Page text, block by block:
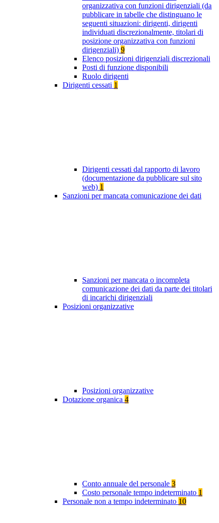
organizzativa con funzioni dirigenziali (da
pubblicare in tabelle che distinguano le
seguenti situazioni: dirigenti, dirigenti
individuati discrezionalmente, titolari di
posizione organizzativa con funzioni
dirigenziali) 9
Elenco posizioni dirigenziali discrezionali
Posti di funzione disponibili
Ruolo dirigenti
Dirigenti cessati 1
Dirigenti cessati dal rapporto di lavoro
(documentazione da pubblicare sul sito
web) 1
Sanzioni per mancata comunicazione dei dati
Sanzioni per mancata o incompleta
comunicazione dei dati da parte dei titolari
di incarichi dirigenziali
Posizioni organizzative
Posizioni organizzative
Dotazione organica 4
Conto annuale del personale 3
Costo personale tempo indeterminato 1
Personale non a tempo indeterminato 10